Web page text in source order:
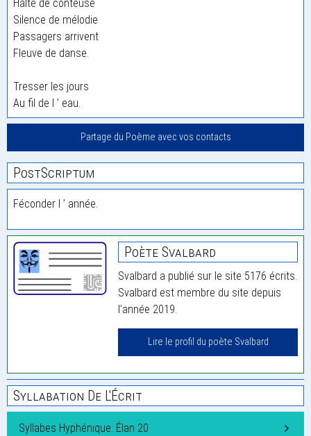
Halte de conteuse
Silence de mélodie
Passagers arrivent
Fleuve de danse.
Tresser les jours
Au fil de l ’ eau.
Partage du Poème avec vos contacts
PostScriptum
Féconder l ’ année.
Poète Svalbard
Svalbard a publié sur le site 5176 écrits.
Svalbard est membre du site depuis
l'année 2019.
Lire le profil du poète Svalbard
Syllabation De L'Écrit
Syllabes Hyphénique: Élan 20